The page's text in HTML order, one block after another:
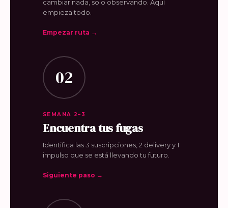
cambiar nada, solo observando. Aquí
empieza todo.
Empezar ruta →
02
SEMANA 2–3
Encuentra tus fugas
Identifica las 3 suscripciones, 2 delivery y 1
impulso que se está llevando tu futuro.
Siguiente paso →